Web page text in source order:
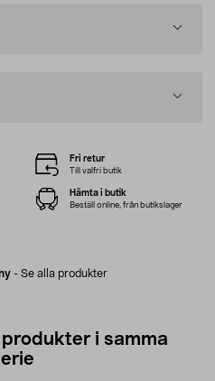
- Se alla produkter
Fri retur
Till valfri butik
Hämta i butik
Beställ online, från butikslager
i samma